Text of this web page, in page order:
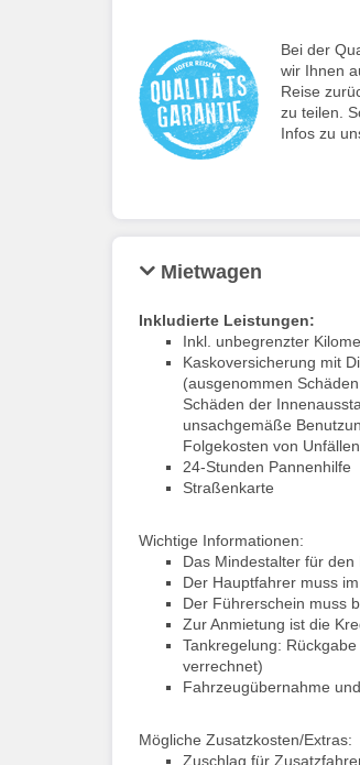
Bei der
wir Ihnen
Reise
zu teilen.
Infos zu
Mietwagen
Inkludierte Leistungen:
Inkl. unbegrenzter
Kaskoversicherung mit
(ausgenommen
Schäden der
unsachgemäße
Folgekosten von
24-Stunden Pannenhilfe
Straßenkarte
Wichtige Informationen:
Das Mindestalter für den
Der Hauptfahrer muss
Der Führerschein muss
Zur Anmietung ist die
Tankregelung:
verrechnet)
Fahrzeugübernahme
Mögliche Zusatzkosten/Extras:
Zuschlag für